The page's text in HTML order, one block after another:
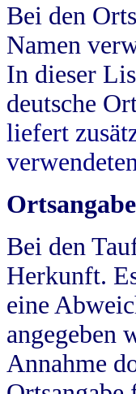
Bei den
Namen
In dieser
deutsche
liefert
Bei den
Herkunft.
eine
angegeben
Annahme